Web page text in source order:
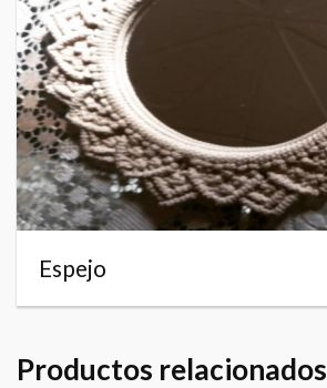
Espejo
Productos relacionados